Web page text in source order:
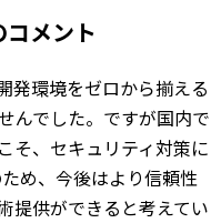
メント
発環境をゼロから揃える
んでした。ですが国内で
そ、セキュリティ対策に
め、今後はより信頼性
提供ができると考えてい